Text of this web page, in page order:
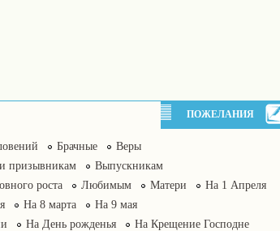
ПОЖЕЛАНИЯ
Брачные
Веры
призывникам
Выпускникам
роста Любимым Матери
На 1 Апреля
На 8 марта
На 9 мая
На День рожденья
На Крещение Господне